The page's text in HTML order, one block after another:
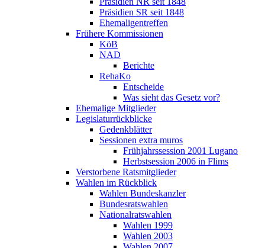
Präsidien SR seit 1848
Ehemaligentreffen
Frühere Kommissionen
KöB
NAD
Berichte
RehaKo
Entscheide
Was sieht das Gesetz vor?
Ehemalige Mitglieder
Legislaturrückblicke
Gedenkblätter
Sessionen extra muros
Frühjahrssession 2001 Lugano
Herbstsession 2006 in Flims
Verstorbene Ratsmitglieder
Wahlen im Rückblick
Wahlen Bundeskanzler
Bundesratswahlen
Nationalratswahlen
Wahlen 1999
Wahlen 2003